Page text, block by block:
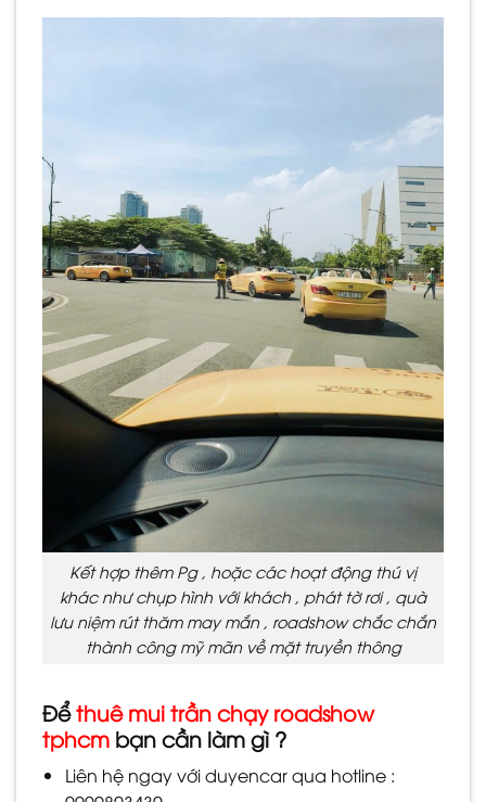
Kết hợp thêm Pg , hoặc các hoạt động thú vị
khác như chụp hình với khách , phát tờ rơi , quà
lưu niệm rút thăm may mắn , roadshow chắc chắn
thành công mỹ mãn về mặt truyền thông
Đểthuê mui trần chạy roadshow
tphcm bạn cần làm gì ?
Liên hệ ngay với duyencar qua hotline :